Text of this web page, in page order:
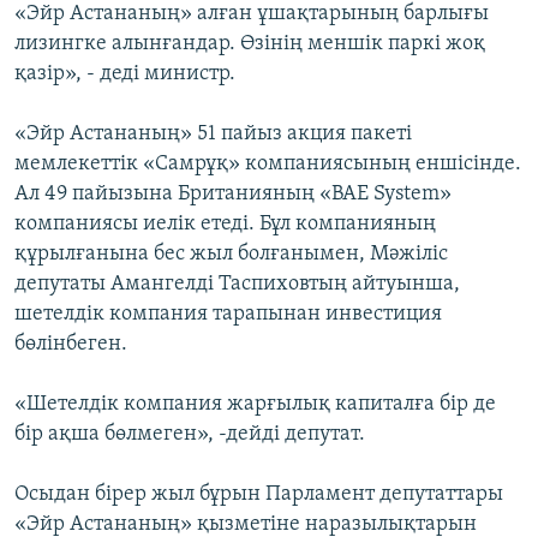
«Эйр Астананың» алған ұшақтарының барлығы
лизингке алынғандар. Өзінің меншік паркі жоқ
қазір», - деді министр.
«Эйр Астананың» 51 пайыз акция пакеті
мемлекеттік «Самрұқ» компаниясының еншісінде.
Ал 49 пайызына Британияның «BAE System»
компаниясы иелік етеді. Бұл компанияның
құрылғанына бес жыл болғанымен, Мәжіліс
депутаты Амангелді Таспиховтың айтуынша,
шетелдік компания тарапынан инвестиция
бөлінбеген.
«Шетелдік компания жарғылық капиталға бір де
бір ақша бөлмеген», -дейді депутат.
Осыдан бірер жыл бұрын Парламент депутаттары
«Эйр Астананың» қызметіне наразылықтарын